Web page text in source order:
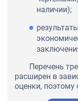
наличии);
Перечень
расширен в
оценки, поэтому